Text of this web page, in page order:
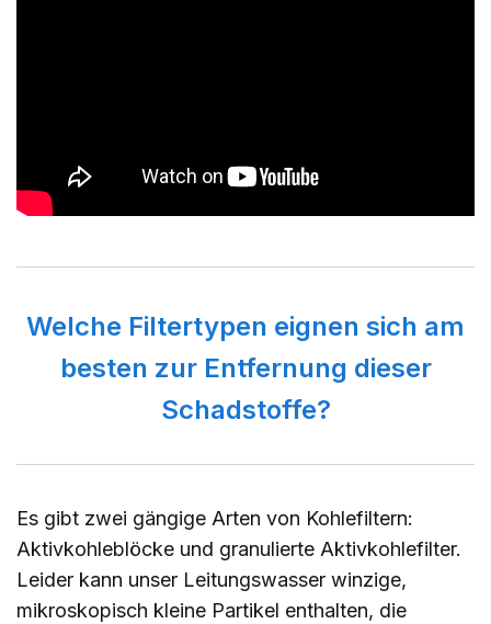
Welche Filtertypen eignen sich am
besten zur Entfernung dieser
Schadstoffe?
Es gibt zwei gängige Arten von Kohlefiltern:
Aktivkohleblöcke und granulierte Aktivkohlefilter.
Leider kann unser Leitungswasser winzige,
mikroskopisch kleine Partikel enthalten, die